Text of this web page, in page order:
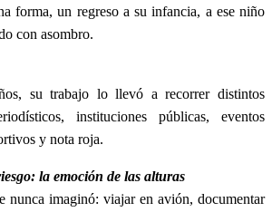
forma, un regreso a su infancia, a ese niño
con asombro.
su trabajo lo llevó a recorrer distintos
instituciones públicas, eventos
y nota roja.
la emoción de las alturas
nunca imaginó: viajar en avión, documentar